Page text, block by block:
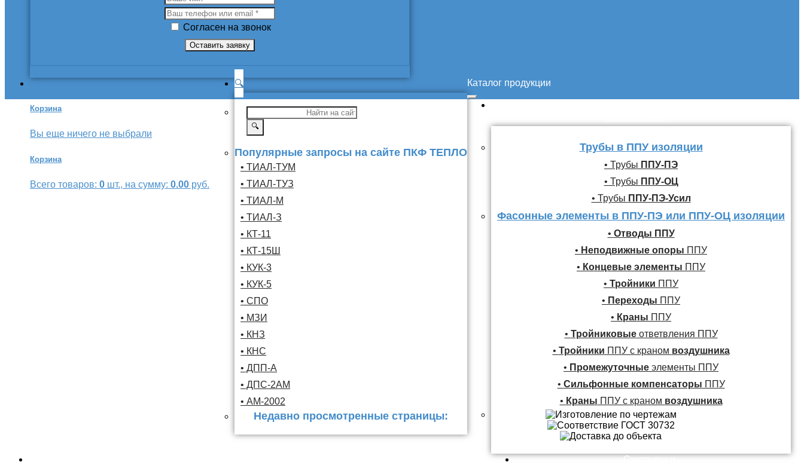
Согласен на звонок
Корзина
Вы еще ничего не выбрали
Корзина
Всего товаров: 0 шт., на сумму: 0.00 руб.
🔍
🔍
Популярные запросы на сайте ПКФ ТЕПЛО
• ТИАЛ-ТУМ
• ТИАЛ-ТУЗ
• ТИАЛ-М
• ТИАЛ-З
• КТ-11
• КТ-15Ш
• КУК-3
• КУК-5
• СПО
• МЗИ
• КНЗ
• КНС
• ДПП-А
• ДПС-2АМ
• АМ-2002
Недавно просмотренные страницы:
Каталог продукции
Трубы в ППУ изоляции
• Трубы ППУ-ПЭ
• Трубы ППУ-ОЦ
• Трубы ППУ-ПЭ-Усил
Фасонные элементы в ППУ-ПЭ или ППУ-ОЦ изоляции
• Отводы ППУ
• Неподвижные опоры ППУ
• Концевые элементы ППУ
• Тройники ППУ
• Переходы ППУ
• Краны ППУ
• Тройниковыеответвления ППУ
• Тройники ППУ с краном воздушника
• Промежуточные элементы ППУ
• Сильфонные компенсаторы ППУ
• Краны ППУ с краном воздушника
Скорлупы и